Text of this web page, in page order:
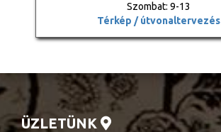
Szombat: 9-13
Térkép / útvonaltervezés
ÜZLETÜNK